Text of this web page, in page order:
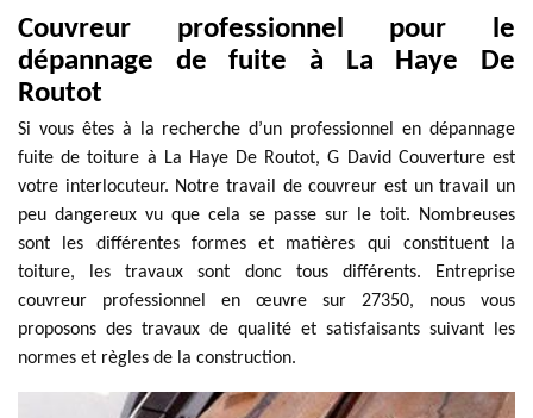
Couvreur professionnel pour le
dépannage de fuite à La Haye De
Routot
Si vous êtes à la recherche d’un professionnel en dépannage
fuite de toiture à La Haye De Routot, G David Couverture est
votre interlocuteur. Notre travail de couvreur est un travail un
peu dangereux vu que cela se passe sur le toit. Nombreuses
sont les différentes formes et matières qui constituent la
toiture, les travaux sont donc tous différents. Entreprise
couvreur professionnel en œuvre sur 27350, nous vous
proposons des travaux de qualité et satisfaisants suivant les
normes et règles de la construction.